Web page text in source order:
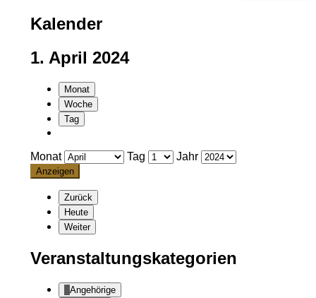
Kalender
1. April 2024
Monat
Woche
Tag
Monat Tag Jahr
Zurück
Heute
Weiter
Veranstaltungskategorien
Angehörige